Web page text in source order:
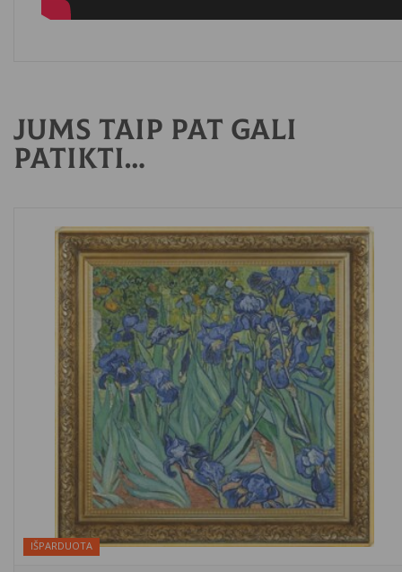
Jums taip pat gali
patikti…
IŠPARDUOTA